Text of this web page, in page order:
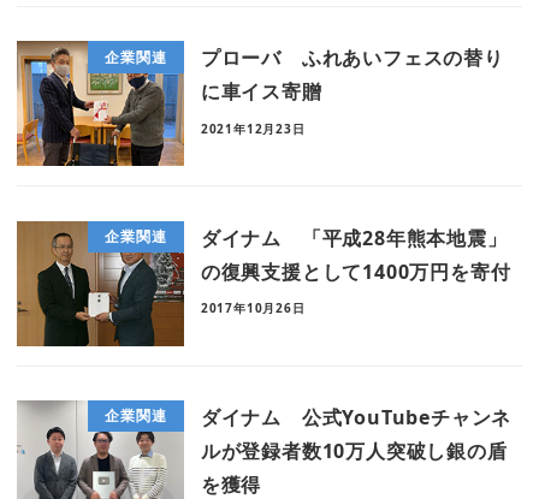
企業関連
プローバ ふれあいフェスの替り
に車イス寄贈
2021年12月23日
企業関連
ダイナム 「平成28年熊本地震」
の復興支援として1400万円を寄付
2017年10月26日
企業関連
ダイナム 公式YouTubeチャンネ
ルが登録者数10万人突破し銀の盾
を獲得